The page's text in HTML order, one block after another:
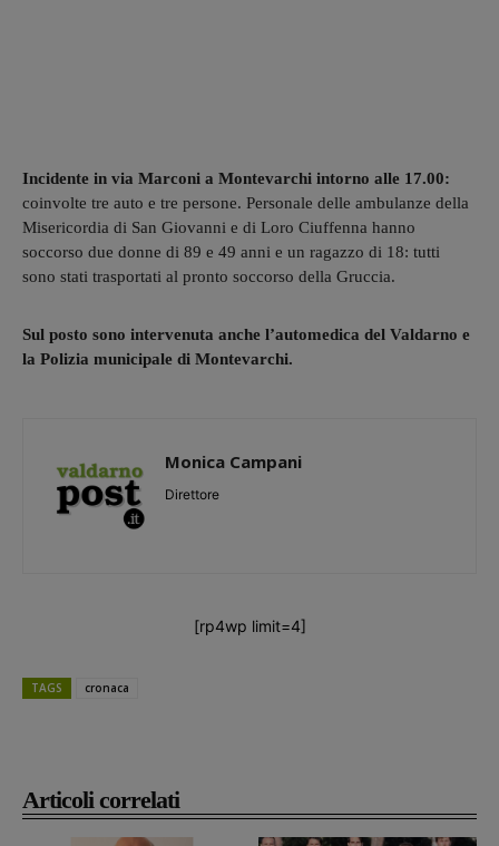
Articoli correlati
Incidente in via Marconi a Montevarchi intorno alle 17.00:
coinvolte tre auto e tre persone. Personale delle ambulanze della
Misericordia di San Giovanni e di Loro Ciuffenna hanno
soccorso due donne di 89 e 49 anni e un ragazzo di 18: tutti
sono stati trasportati al pronto soccorso della Gruccia.
Sul posto sono intervenuta anche l’automedica del Valdarno e
la Polizia municipale di Montevarchi.
Monica Campani
Direttore
[rp4wp limit=4]
TAGS cronaca